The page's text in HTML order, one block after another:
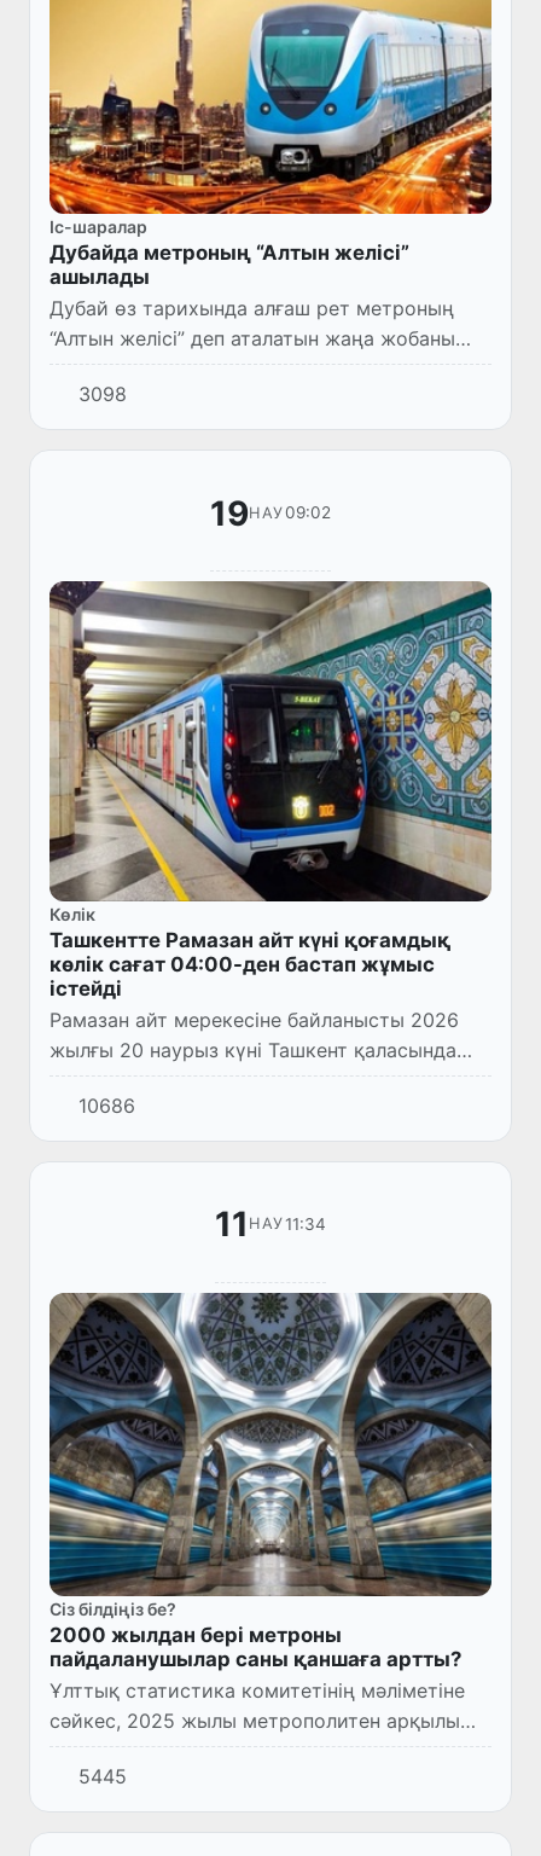
Іс-шаралар
Дубайда метроның “Алтын желісі”
ашылады
Дубай өз тарихында алғаш рет метроның
“Алтын желісі” деп аталатын жаңа жобаны
іске қосу арқылы қоғамдық көлік жүйесін
кеңейтуге дайындалуда.
3098
19НАУ09:02
Көлік
Ташкентте Рамазан айт күні қоғамдық
көлік сағат 04:00-ден бастап жұмыс
істейді
Рамазан айт мерекесіне байланысты 2026
жылғы 20 наурыз күні Ташкент қаласында
қоғамдық көлік — автобустар мен
метрополитен жұмысы таңғы сағат 04:00-
ден басталады.
10686
11 НАУ11:34
Сіз білдіңіз бе?
2000 жылдан бері метроны
пайдаланушылар саны қаншаға артты?
Ұлттық статистика комитетінің мәліметіне
сәйкес, 2025 жылы метрополитен арқылы
жалпы 286,8 млн жолаушы тасымалданған.
5445